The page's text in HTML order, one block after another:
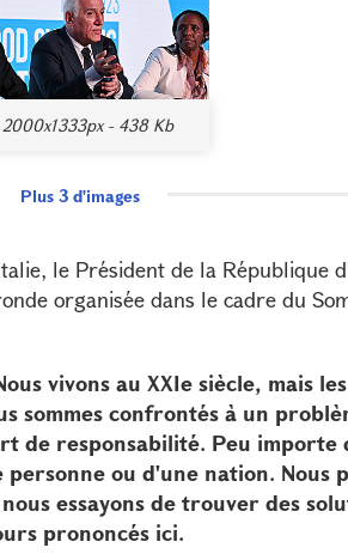
2000x1333px - 438 Kb
Plus 3 d'images
le Président de la République
organisée dans le cadre du
vivons au XXIe siècle, mais
sommes confrontés à un
de responsabilité. Peu importe
ou d'une nation. Nous
essayons de trouver des
prononcés ici.